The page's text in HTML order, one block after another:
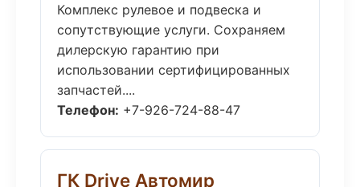
Комплекс рулевое и подвеска и
сопутствующие услуги. Сохраняем
дилерскую гарантию при
использовании сертифицированных
запчастей....
Телефон: +7-926-724-88-47
ГК Drive Автомир